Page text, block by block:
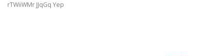
rTWiiWMr JJqGq Yep